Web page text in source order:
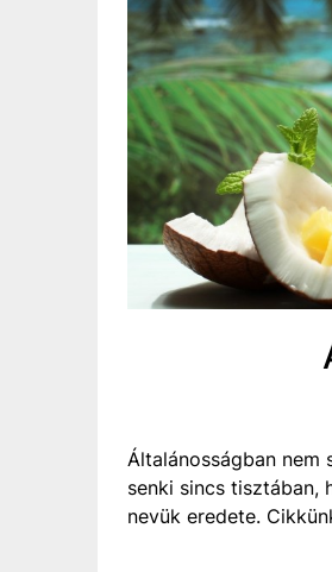
Általánosságban
senki sincs tisztában,
nevük eredete.